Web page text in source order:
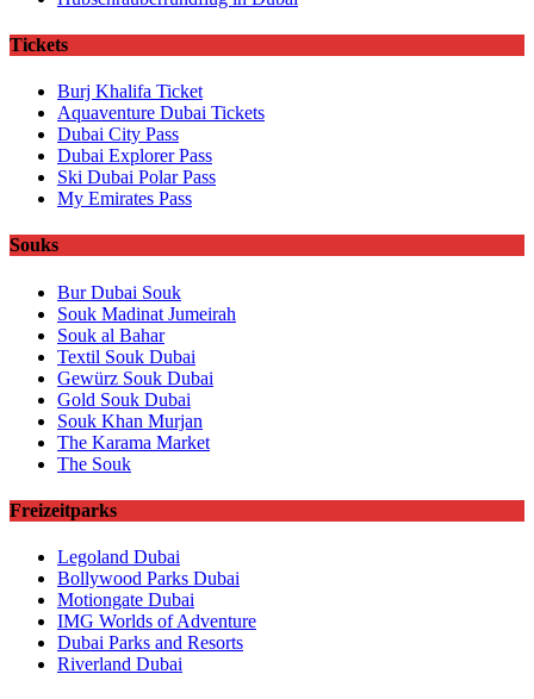
Tickets
Burj Khalifa Ticket
Aquaventure Dubai Tickets
Dubai City Pass
Dubai Explorer Pass
Ski Dubai Polar Pass
My Emirates Pass
Souks
Bur Dubai Souk
Souk Madinat Jumeirah
Souk al Bahar
Textil Souk Dubai
Gewürz Souk Dubai
Gold Souk Dubai
Souk Khan Murjan
The Karama Market
The Souk
Freizeitparks
Legoland Dubai
Bollywood Parks Dubai
Motiongate Dubai
IMG Worlds of Adventure
Dubai Parks and Resorts
Riverland Dubai